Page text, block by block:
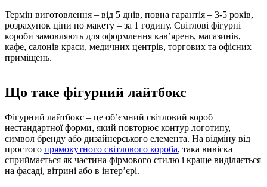
Термін виготовлення – від 5 днів, повна гарантія – 3-5 років,
розрахунок ціни по макету – за 1 годину. Світлові фігурні
короби замовляють для оформлення кав’ярень, магазинів,
кафе, салонів краси, медичних центрів, торгових та офісних
приміщень.
Що таке фігурний лайтбокс
Фігурний лайтбокс – це об’ємний світловий короб
нестандартної форми, який повторює контур логотипу,
символ бренду або дизайнерського елемента. На відміну від
простого прямокутного світлового короба, така вивіска
сприймається як частина фірмового стилю і краще виділяється
на фасаді, вітрині або в інтер’єрі.